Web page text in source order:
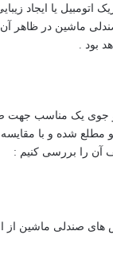
اتومبیل یا
ماشین در ظاهر آن
بود .
یک مناسب جهت
شده و با
آن را بررسی کنیم :
های صندلی ماشین از